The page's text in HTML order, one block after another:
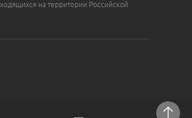
на территории Российской